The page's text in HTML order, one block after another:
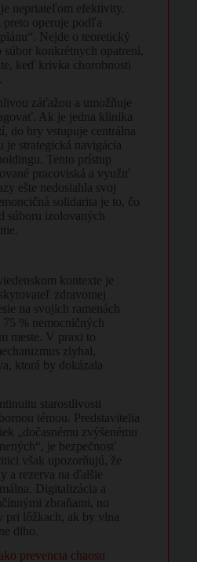
nepriateľom efektivity.
operuje podľa
Nejde o teoretický
konkrétnych opatrení,
keď krivka chorobnosti
záťažou a umožňuje
Ak je jedna klinika
do hry vstupuje centrálna
je strategická navigácia
Tento prístup
pracoviská a využiť
ešte nedosiahla svoj
solidarita je to, čo
súboru izolovaných
kontexte je
zdravotnej
na svojich ramenách
% nemocničných
meste. V praxi to
zlyhal,
ktorá by dokázala
starostlivosti
témou. Predstavitelia
„dočasnému zvýšenému
je bezpečnosť
však upozorňujú, že
a rezerva na ďalšie
Digitalizácia a
zbraňami, no
pri lôžkach, ak by vlna
dlho.
prevencia chaosu